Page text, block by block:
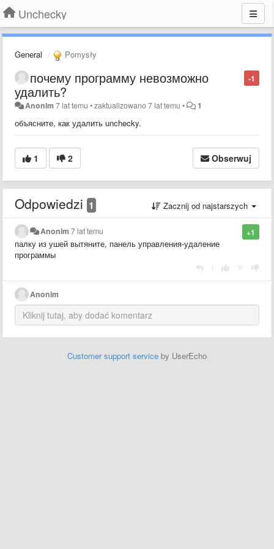
Unchecky
General Pomysły
-1
почему программу невозможно
удалить?
Anonim 7 lat temu •zaktualizowano7 lat temu • 1
объясните, как удалить unchecky.
1 2 Obserwuj
Odpowiedzi 1 Zacznij od najstarszych
+1
Anonim 7 lat temu
палку из ушей вытяните, панель управления-удаление
программы
Anonim
Customer support service by UserEcho